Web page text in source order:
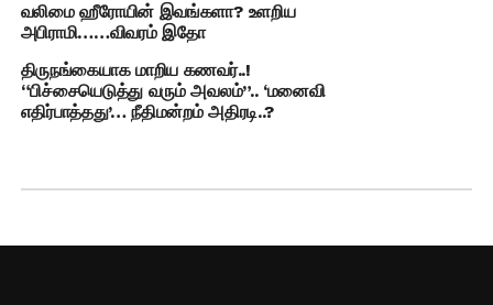
வலிமை ஹீரோயின் இவங்களா? உளறிய
அபிராமி……விவரம் இதோ
திருநங்கையாக மாறிய கணவர்..!
“பிச்சையெடுத்து வரும் அவலம்”.. ‘மனைவி
எதிர்பாத்தது’… நீதிமன்றம் அதிரடி..?